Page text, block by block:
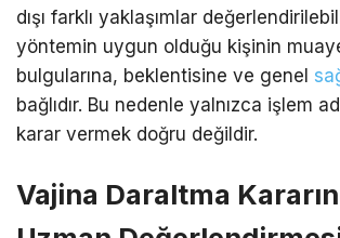
dışı farklı yaklaşımlar
yöntemin uygun olduğu kişinin
bulgularına, beklentisine ve genel
bağlıdır. Bu nedenle yalnızca işlem
karar vermek doğru değildir.
Vajina Daraltma